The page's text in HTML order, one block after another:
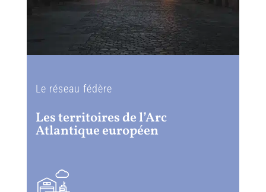
Le réseau fédère
Les territoires de l’Arc
Atlantique européen